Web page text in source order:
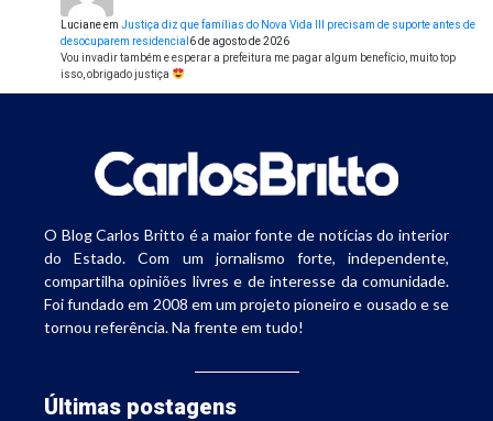
Lucianeem Justiça diz que famílias do Nova Vida III precisam de suporte antes de
desocuparem residencial 6 de agosto de 2026
Vou invadir também e esperar a prefeitura me pagar algum benefício, muito top
isso, obrigado justiça
O Blog Carlos Britto é a maior fonte de notícias do interior
do Estado. Com um jornalismo forte, independente,
compartilha opiniões livres e de interesse da comunidade.
Foi fundado em 2008 em um projeto pioneiro e ousado e se
tornou referência. Na frente em tudo!
Últimas postagens